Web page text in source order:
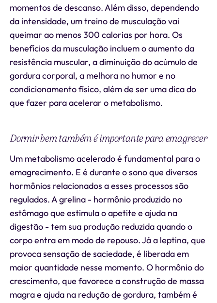
momentos de descanso. Além disso, dependendo
da intensidade, um treino de musculação vai
queimar ao menos 300 calorias por hora. Os
benefícios da musculação incluem o aumento da
resistência muscular, a diminuição do acúmulo de
gordura corporal, a melhora no humor e no
condicionamento físico, além de ser uma dica do
que fazer para acelerar o metabolismo.
Dormir bem também é importante para emagrecer
Um metabolismo acelerado é fundamental para o
emagrecimento. E é durante o sono que diversos
hormônios relacionados a esses processos são
regulados. A grelina - hormônio produzido no
estômago que estimula o apetite e ajuda na
digestão - tem sua produção reduzida quando o
corpo entra em modo de repouso. Já a leptina, que
provoca sensação de saciedade, é liberada em
maior quantidade nesse momento. O hormônio do
crescimento, que favorece a construção de massa
magra e ajuda na redução de gordura, também é